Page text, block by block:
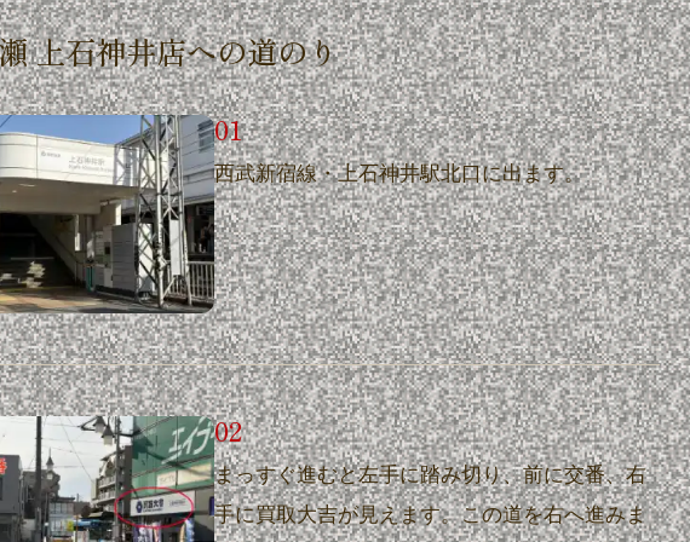
上石神井店への道のり
西武新宿線・上石神井駅北口に出ます。
まっすぐ進むと左手に踏み切り、前に交番、右
手に買取大吉が見えます。この道を右へ進みま